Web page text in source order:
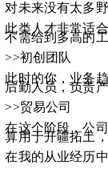
对未来没有太多
此类人才非常适
不需给到多高的
>>初创团队
此时的你，业务
后勤人员，负责
>>贸易公司
在这个阶段，公
算用于开疆拓土
在我的从业经历